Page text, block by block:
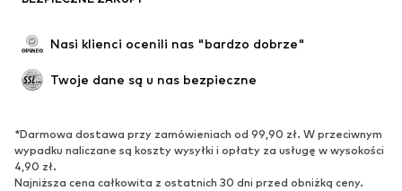
Nasi klienci ocenili nas "bardzo dobrze"
Twoje dane są u nas bezpieczne
*Darmowa dostawa przy zamówieniach od 99,90 zł. W przeciwnym
wypadku naliczane są koszty wysyłki i opłaty za usługę w wysokości
4,90 zł.
Najniższa cena całkowita z ostatnich 30 dni przed obniżką ceny.